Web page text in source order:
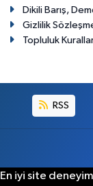
Dikili Barış,
Gizlilik
Topluluk
RSS
En iyi site